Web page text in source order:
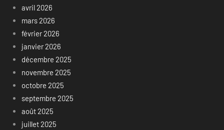
avril 2026
mars 2026
février 2026
janvier 2026
décembre 2025
novembre 2025
octobre 2025
septembre 2025
août 2025
juillet 2025